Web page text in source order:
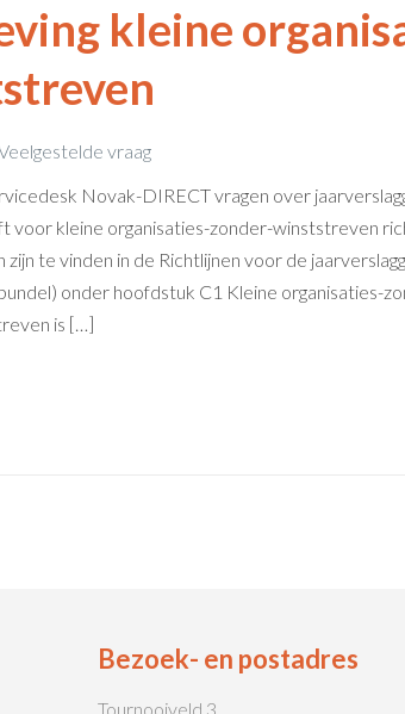
kleine
vraag
Novak-DIRECT vragen over
voor kleine organisaties-zonder-winststreven
zijn te vinden in de Richtlijnen voor de
onder hoofdstuk C1 Kleine organisaties-
is […]
Bezoek- en postadres
Tournooiveld 3